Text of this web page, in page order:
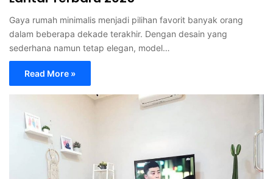
Gaya rumah minimalis menjadi pilihan favorit banyak orang
dalam beberapa dekade terakhir. Dengan desain yang
sederhana namun tetap elegan, model…
Read More »